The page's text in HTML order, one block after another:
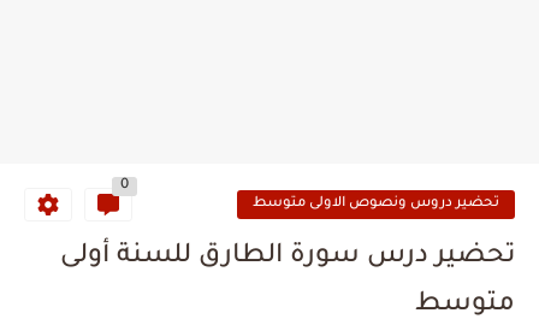
تحضير دروس ونصوص الاولى متوسط
0
تحضير درس سورة الطارق للسنة أولى
متوسط